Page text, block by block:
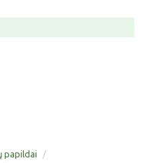
papildai
/